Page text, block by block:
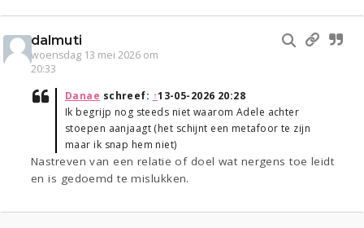
dalmuti
woensdag 13 mei 2026 om
20:33
Danae schreef: ↑13-05-2026 20:28
Ik begrijp nog steeds niet waarom Adele achter
stoepen aanjaagt (het schijnt een metafoor te zijn
maar ik snap hem niet)
Nastreven van een relatie of doel wat nergens toe leidt
en is gedoemd te mislukken.